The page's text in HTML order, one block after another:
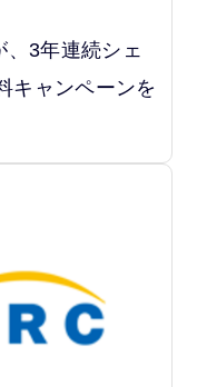
、3年連続シェ
キャンペーンを